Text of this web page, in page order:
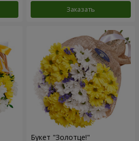
Заказать
Букет "Золотце!"